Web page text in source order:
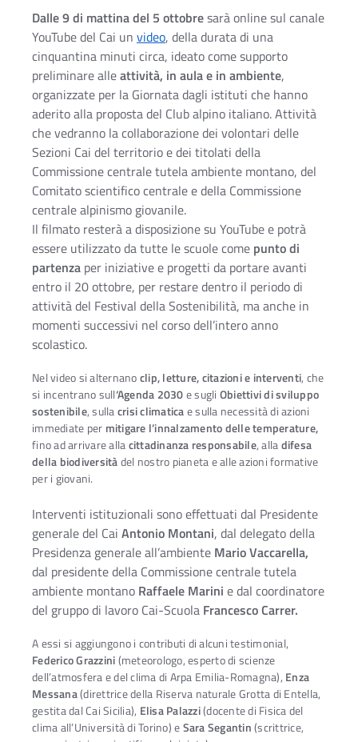
Dalle 9 di mattina del 5 ottobresarà online sul canale
YouTube del Cai un video, della durata di una
cinquantina minuti circa, ideato come supporto
preliminare alleattività, in aula e in ambiente,
organizzate per la Giornata dagli istituti che hanno
aderito alla proposta del Club alpino italiano. Attività
che vedranno la collaborazione dei volontari delle
Sezioni Cai del territorio e dei titolati della
Commissione centrale tutela ambiente montano, del
Comitato scientifico centrale e della Commissione
centrale alpinismo giovanile.
Il filmato resterà a disposizione su YouTube e potrà
essere utilizzato da tutte le scuole come punto di
partenza per iniziative e progetti da portare avanti
entro il 20 ottobre, per restare dentro il periodo di
attività del Festival della Sostenibilità, ma anche in
momenti successivi nel corso dell’intero anno
scolastico.
Nel video si alternanoclip, letture, citazioni e interventi, che
si incentrano sull‘Agenda 2030e sugli Obiettivi di sviluppo
sostenibile, sullacrisi climaticae sulla necessità di azioni
immediate per mitigare l’innalzamento delle temperature,
fino ad arrivare allacittadinanza responsabile, alladifesa
della biodiversitàdel nostro pianeta e alle azioni formative
per i giovani.
Interventi istituzionali sono effettuati dal Presidente
generale del Cai Antonio Montani, dal delegato della
Presidenza generale all’ambiente Mario Vaccarella,
dal presidente della Commissione centrale tutela
ambiente montano Raffaele Marini e dal coordinatore
del gruppo di lavoro Cai-Scuola Francesco Carrer.
A essi si aggiungono i contributi di alcuni testimonial,
Federico Grazzini(meteorologo, esperto di scienze
dell’atmosfera e del clima di Arpa Emilia-Romagna), Enza
Messana(direttrice della Riserva naturale Grotta di Entella,
gestita dal Cai Sicilia), Elisa Palazzi(docente di Fisica del
clima all’Università di Torino) eSara Segantin(scrittrice,